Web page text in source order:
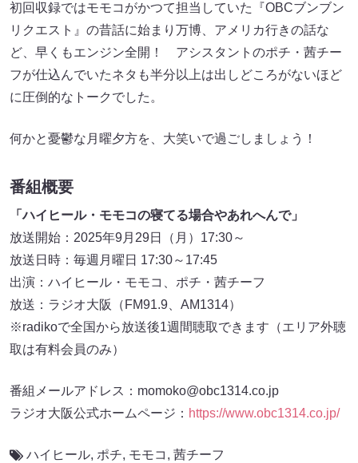
初回収録ではモモコがかつて担当していた『OBCブンブン
リクエスト』の昔話に始まり万博、アメリカ行きの話な
ど、早くもエンジン全開！ アシスタントのポチ・茜チー
フが仕込んでいたネタも半分以上は出しどころがないほど
に圧倒的なトークでした。
何かと憂鬱な月曜夕方を、大笑いで過ごしましょう！
番組概要
「ハイヒール・モモコの寝てる場合やあれへんで」
放送開始：2025年9月29日（月）17:30～
放送日時：毎週月曜日 17:30～17:45
出演：ハイヒール・モモコ、ポチ・茜チーフ
放送：ラジオ大阪（FM91.9、AM1314）
※radikoで全国から放送後1週間聴取できます（エリア外聴
取は有料会員のみ）
番組メールアドレス：momoko@obc1314.co.jp
ラジオ大阪公式ホームページ： https://www.obc1314.co.jp/
ハイヒール, ポチ, モモコ , 茜チーフ